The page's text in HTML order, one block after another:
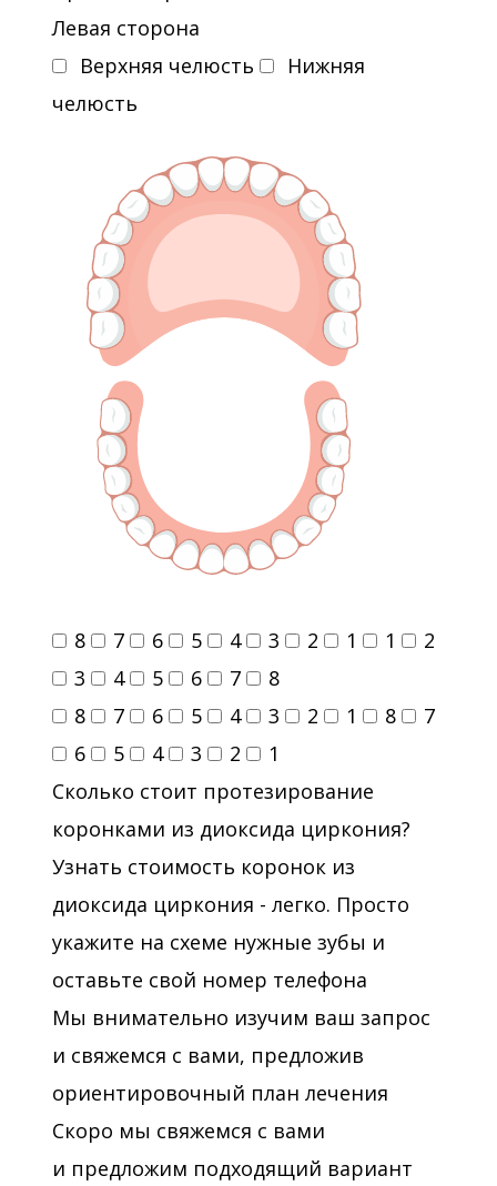
2018 - MIS course "Оптимальные
протоколы винтовой фиксации на
коническом соединении от
имплантации до протезирования."
Левая сторона
Верхняя челюсть
Нижняя
челюсть
8 7 6 5 4 3 2 1 1
2
3
4 5 6 7
8
8
7 6 5 4 3 2 1 8
7
6
5 4 3 2
1
Сколько стоит протезирование
коронками из диоксида циркония?
Узнать стоимость коронок из
диоксида циркония - легко. Просто
укажите на схеме нужные зубы и
оставьте свой номер телефона
Мы внимательно изучим ваш запрос
и свяжемся с вами, предложив
ориентировочный план лечения
Скоро мы свяжемся с вами
и предложим подходящий вариант